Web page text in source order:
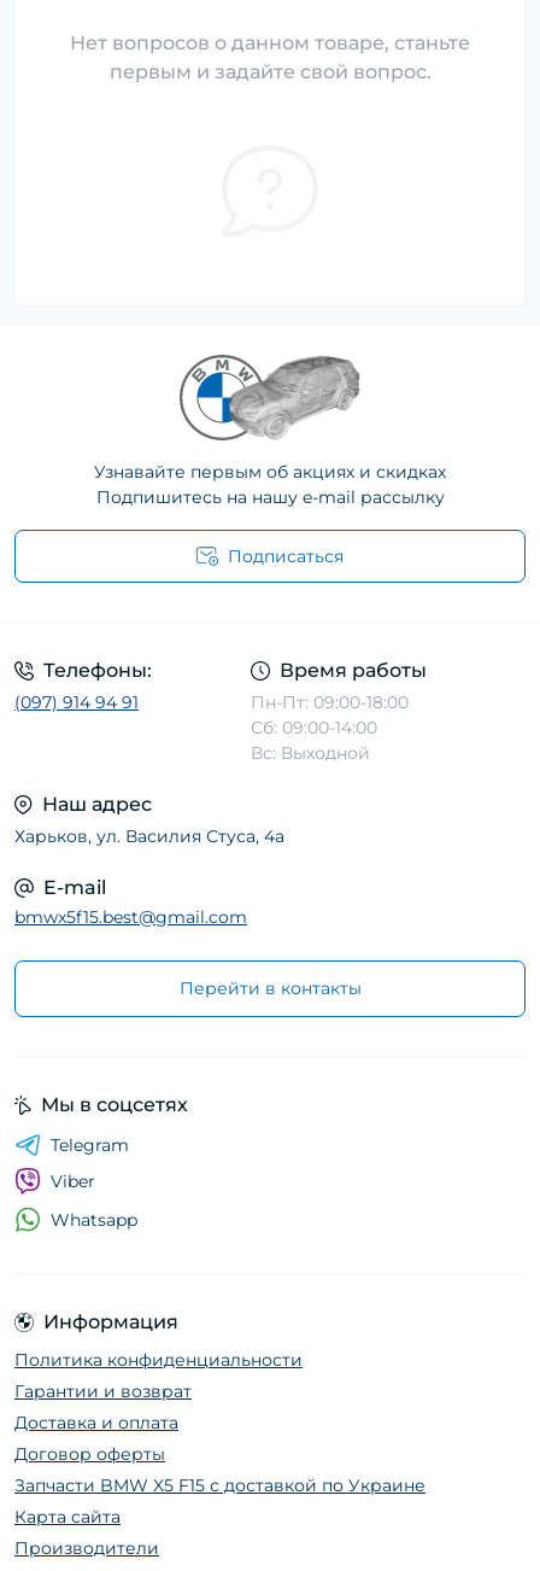
Нет вопросов о данном товаре, станьте
первым и задайте свой вопрос.
Узнавайте первым об акциях и скидках
Подпишитесь на нашу e-mail рассылку
Подписаться
Телефоны:
(097) 914 94 91
Время работы
Пн-Пт: 09:00-18:00
Сб: 09:00-14:00
Вс: Выходной
Наш адрес
Харьков, ул. Василия Стуса, 4а
E-mail
bmwx5f15.best@gmail.com
Перейти в контакты
Информация
Политика конфиденциальности
Гарантии и возврат
Доставка и оплата
Договор оферты
Запчасти BMW X5 F15 с доставкой по Украине
Карта сайта
Производители
Мы в соцсетях
Telegram
Viber
Whatsapp